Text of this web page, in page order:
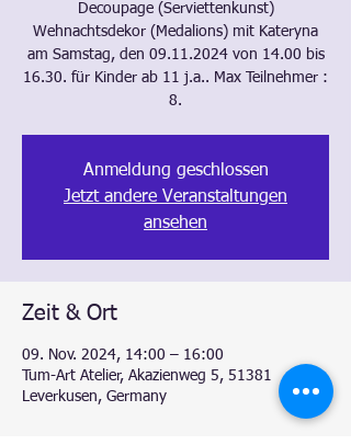
Decoupage (Serviettenkunst)
Wehnachtsdekor (Medalions) mit Kateryna
am Samstag, den 09.11.2024 von 14.00 bis
16.30. für Kinder ab 11 j.a.. Max Teilnehmer :
8.
Anmeldung geschlossen
Jetzt andere Veranstaltungen
ansehen
Zeit & Ort
09. Nov. 2024, 14:00 – 16:00
Tum-Art Atelier, Akazienweg 5, 51381
Leverkusen, Germany